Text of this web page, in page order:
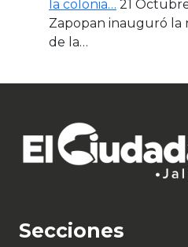
la colonia… 21
Zapopan inauguró la
de la…
Secciones